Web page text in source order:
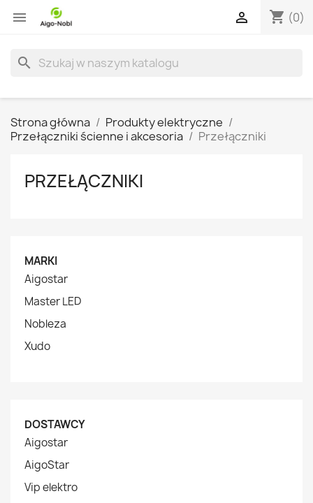
 shopping_cart (0)

search
Strona główna
Produkty elektryczne
Przełączniki ścienne i akcesoria
Przełączniki
PRZEŁĄCZNIKI
MARKI
Aigostar
Master LED
Nobleza
Xudo
DOSTAWCY
Aigostar
AigoStar
Vip elektro